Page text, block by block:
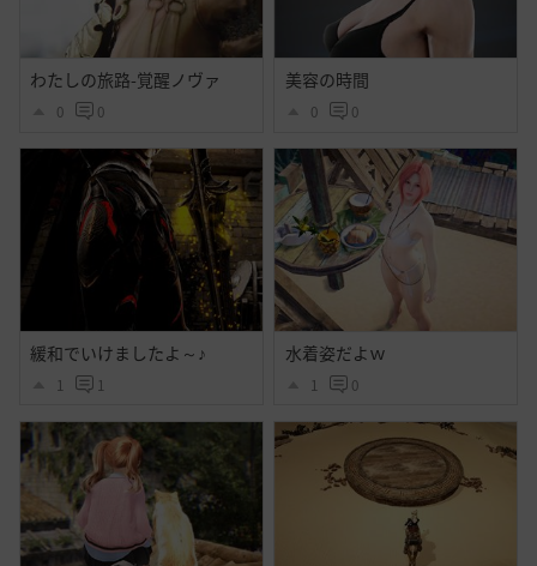
わたしの旅路-覚醒ノヴァ
0 0
美容の時間
0 0
緩和でいけましたよ～♪
1 1
水着姿だよｗ
1 0